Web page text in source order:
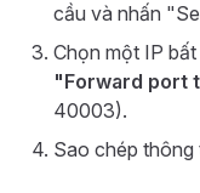
cầu và nhấn
Chọn một IP
"Forward port
40003).
Sao chép thông